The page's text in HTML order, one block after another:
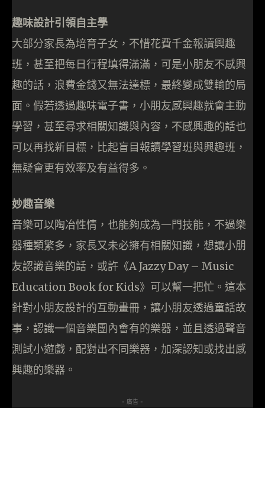
趣味設計引領自主學
大部分家長為培育子女，不惜花費千金報讀興趣
班，甚至把每日行程填得滿滿，可是小朋友不感興
趣的話，浪費金錢又無法達標，最終變成雙輸的局
面。假若透過趣味電子書，小朋友感興趣就會主動
學習，甚至尋求相關知識與內容，不感興趣的話也
可以再找新目標，比起盲目報讀學習班與興趣班，
無疑會更有效率及有益得多。
妙趣音樂
音樂可以陶冶性情，也能夠成為一門技能，不過樂
器種類繁多，家長又未必擁有相關知識，想讓小朋
友認識音樂的話，或許《A Jazzy Day – Music
Education Book for Kids》可以幫一把忙。這本
針對小朋友設計的互動畫冊，讓小朋友透過童話故
事，認識一個音樂團內會有的樂器，並且透過聲音
測試小遊戲，配對出不同樂器，加深認知或找出感
興趣的樂器。
- 廣告 -